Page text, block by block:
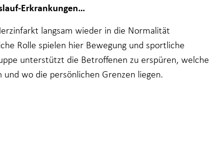
Erkrankungen…
langsam wieder in die Normalität
Rolle spielen hier Bewegung und sportliche
unterstützt die Betroffenen zu erspüren, welche
und wo die persönlichen Grenzen liegen.